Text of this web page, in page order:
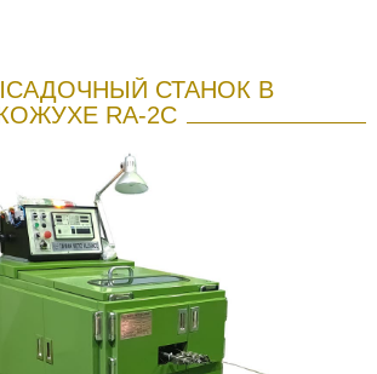
СТАНОК В
RA-2C